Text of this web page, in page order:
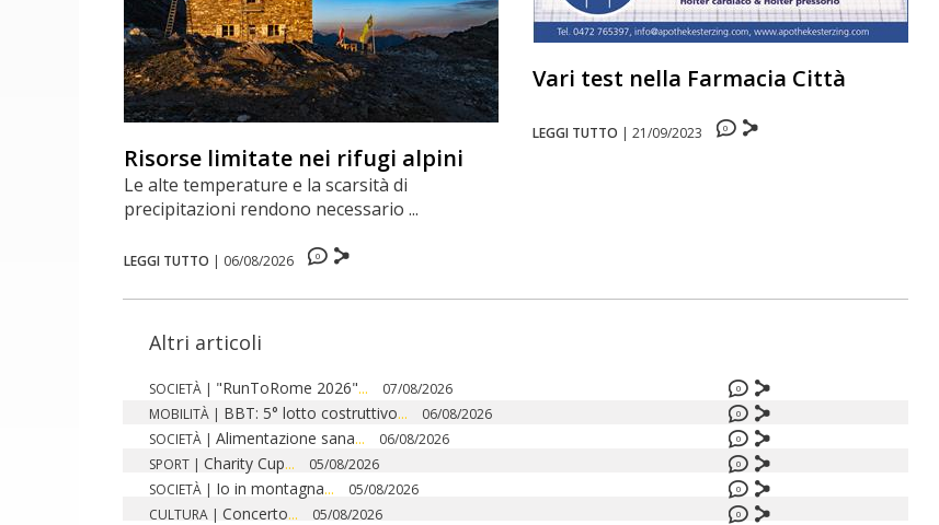
Risorse limitate nei rifugi alpini
Le alte temperature e la scarsità di
precipitazioni rendono necessario ...
LEGGI TUTTO | 06/08/2026 0
Vari test nella Farmacia Città
LEGGI TUTTO | 21/09/2023 0
Altri articoli
SOCIETÀ | "RunToRome 2026"... 07/08/2026 0
MOBILITÀ | BBT: 5° lotto costruttivo... 06/08/2026 0
SOCIETÀ | Alimentazione sana... 06/08/2026 0
SPORT | Charity Cup... 05/08/2026 0
SOCIETÀ | Io in montagna... 05/08/2026 0
CULTURA | Concerto... 05/08/2026 0